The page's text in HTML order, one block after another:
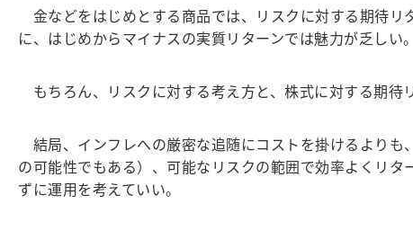
金などをはじめとする商品では、リスクに対する期待
に、はじめからマイナスの実質リターンでは魅力が乏しい。
もちろん、リスクに対する考え方と、株式に対する期待
結局、インフレへの厳密な追随にコストを掛けるより
の可能性でもある）、可能なリスクの範囲で効率よくリ
ずに運用を考えていい。